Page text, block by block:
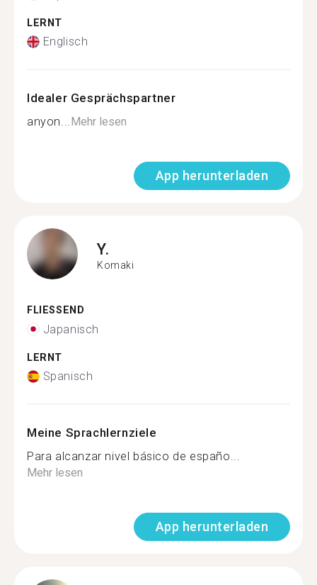
LERNT
Englisch
Idealer Gesprächspartner
anyon...Mehr lesen
App herunterladen
Y.
Komaki
FLIESSEND
Japanisch
LERNT
Spanisch
Meine Sprachlernziele
Para alcanzar nivel básico de españo...
Mehr lesen
App herunterladen